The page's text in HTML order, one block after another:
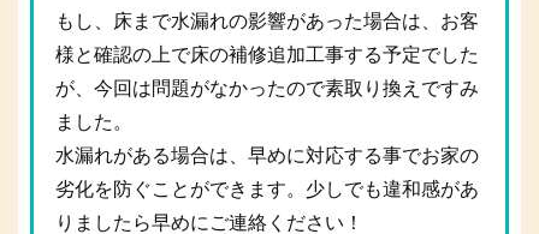
もし、床まで水漏れの影響があった場合は、お客
様と確認の上で床の補修追加工事する予定でした
が、今回は問題がなかったので素取り換えですみ
ました。
水漏れがある場合は、早めに対応する事でお家の
劣化を防ぐことができます。少しでも違和感があ
りましたら早めにご連絡ください！